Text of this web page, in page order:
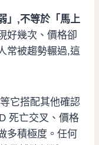
」,不等於「馬上
好幾次、價格卻
常被趨勢輾過,這
它搭配其他確認
死亡交叉、價格
多積極度。任何